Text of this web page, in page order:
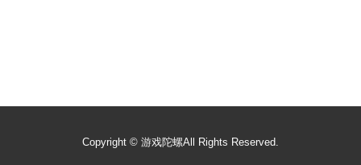
Copyright © 游戏陀螺All Rights Reserved.